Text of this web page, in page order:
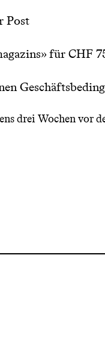
Post
für CHF
drei Wochen vor